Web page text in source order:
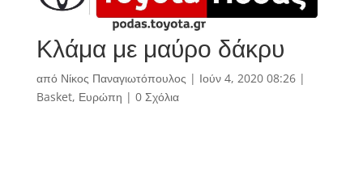
Κλάμα με μαύρο δάκρυ
από Νίκος Παναγιωτόπουλος | Ιούν 4, 2020 08:26|
Basket, Ευρώπη | 0 Σχόλια